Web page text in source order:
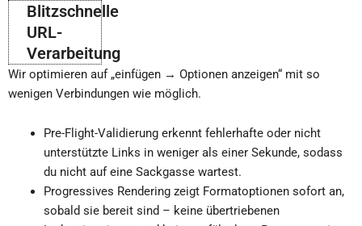
Blitzschnelle
URL-
Verarbeitung
Wir optimieren auf „einfügen → Optionen anzeigen“ mit so
wenigen Verbindungen wie möglich.
Pre-Flight-Validierung erkennt fehlerhafte oder nicht
unterstützte Links in weniger als einer Sekunde, sodass
du nicht auf eine Sackgasse wartest.
Progressives Rendering zeigt Formatoptionen sofort an,
sobald sie bereit sind – keine übertriebenen